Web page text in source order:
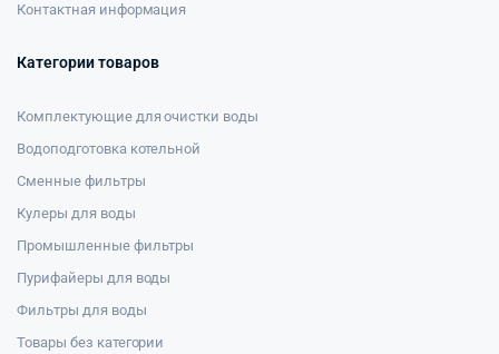
Контактная информация
Категории товаров
Комплектующие для очистки воды
Водоподготовка котельной
Сменные фильтры
Кулеры для воды
Промышленные фильтры
Пурифайеры для воды
Фильтры для воды
Товары без категории